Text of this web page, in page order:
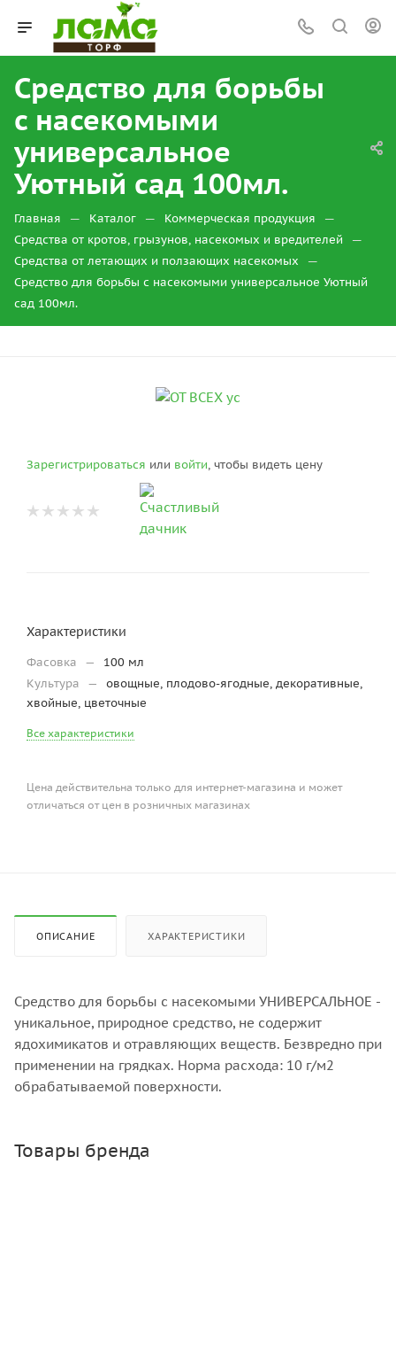
Средство для борьбы
с насекомыми
универсальное
Уютный сад 100мл.
Главная — Каталог — Коммерческая продукция —
Средства от кротов, грызунов, насекомых и вредителей —
Средства от летающих и ползающих насекомых —
Средство для борьбы с насекомыми универсальное Уютный
сад 100мл.
Зарегистрироваться или войти, чтобы видеть цену
Характеристики
Фасовка —
100 мл
Культура
—
овощные, плодово-ягодные, декоративные,
хвойные, цветочные
Все характеристики
Цена действительна только для интернет-магазина и может
отличаться от цен в розничных магазинах
ОПИСАНИЕ ХАРАКТЕРИСТИКИ
Средство для борьбы с насекомыми УНИВЕРСАЛЬНОЕ -
уникальное, природное средство, не содержит
ядохимикатов и отравляющих веществ. Безвредно при
применении на грядках. Норма расхода: 10 г/м2
обрабатываемой поверхности.
Товары бренда